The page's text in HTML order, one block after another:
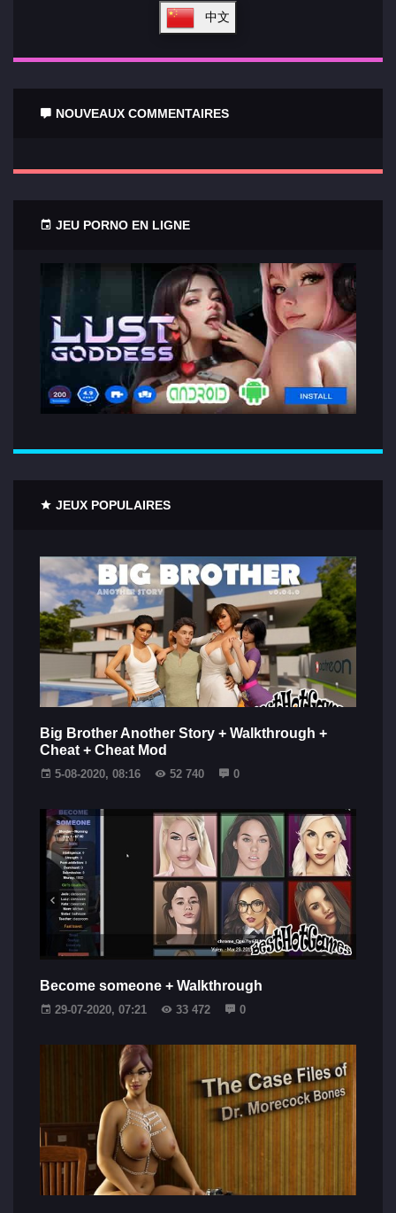
中文
NOUVEAUX COMMENTAIRES
JEU PORNO EN LIGNE
JEUX POPULAIRES
Big Brother Another Story + Walkthrough +
Cheat + Cheat Mod
5-08-2020, 08:16 52 740 0
Become someone + Walkthrough
29-07-2020, 07:21 33 472 0